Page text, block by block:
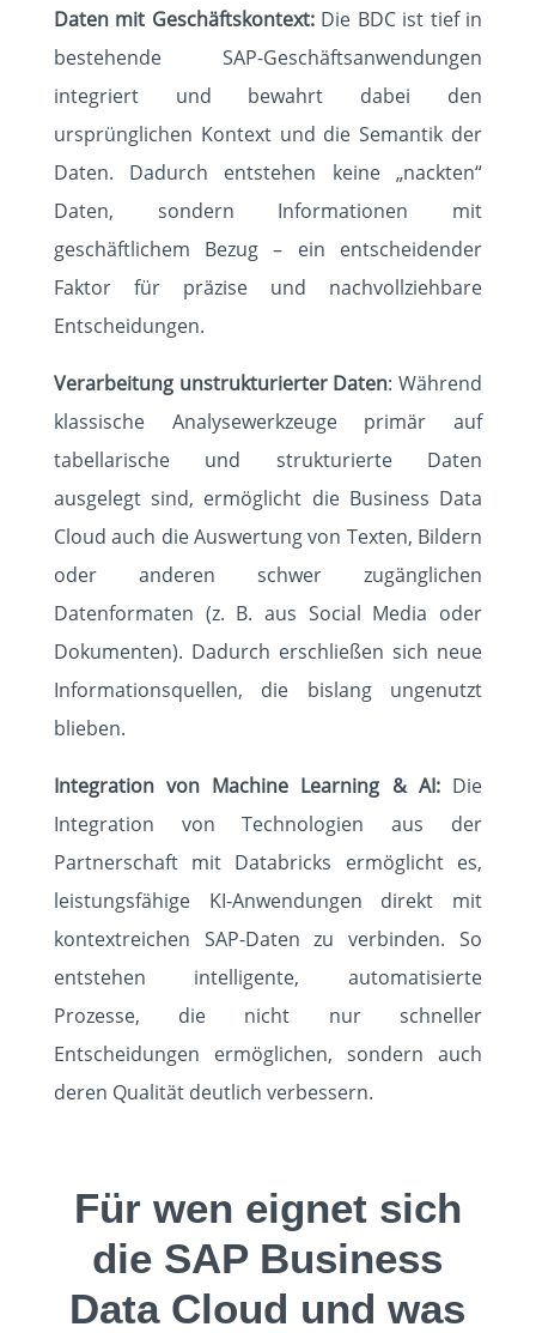
Daten mit Geschäftskontext: Die BDC ist tief in
bestehende SAP-Geschäftsanwendungen
integriert und bewahrt dabei den
ursprünglichen Kontext und die Semantik der
Daten. Dadurch entstehen keine „nackten“
Daten, sondern Informationen mit
geschäftlichem Bezug – ein entscheidender
Faktor für präzise und nachvollziehbare
Entscheidungen.
Verarbeitung unstrukturierter Daten: Während
klassische Analysewerkzeuge primär auf
tabellarische und strukturierte Daten
ausgelegt sind, ermöglicht die Business Data
Cloud auch die Auswertung von Texten, Bildern
oder anderen schwer zugänglichen
Datenformaten (z. B. aus Social Media oder
Dokumenten). Dadurch erschließen sich neue
Informationsquellen, die bislang ungenutzt
blieben.
Integration von Machine Learning & AI: Die
Integration von Technologien aus der
Partnerschaft mit Databricks ermöglicht es,
leistungsfähige KI-Anwendungen direkt mit
kontextreichen SAP-Daten zu verbinden. So
entstehen intelligente, automatisierte
Prozesse, die nicht nur schneller
Entscheidungen ermöglichen, sondern auch
deren Qualität deutlich verbessern.
Für wen eignet sich
die SAP Business
Data Cloud und was